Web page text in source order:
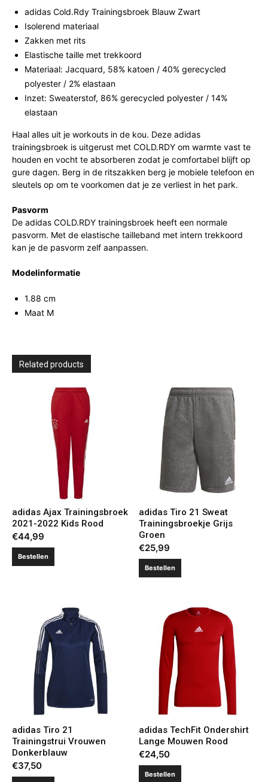
adidas Cold.Rdy Trainingsbroek Blauw Zwart
Isolerend materiaal
Zakken met rits
Elastische taille met trekkoord
Materiaal: Jacquard, 58% katoen / 40% gerecycled
polyester / 2% elastaan
Inzet: Sweaterstof, 86% gerecycled polyester / 14%
elastaan
Haal alles uit je workouts in de kou. Deze adidas
trainingsbroek is uitgerust met COLD.RDY om warmte vast te
houden en vocht te absorberen zodat je comfortabel blijft op
gure dagen. Berg in de ritszakken berg je mobiele telefoon en
sleutels op om te voorkomen dat je ze verliest in het park.
Pasvorm
De adidas COLD.RDY trainingsbroek heeft een normale
pasvorm. Met de elastische tailleband met intern trekkoord
kan je de pasvorm zelf aanpassen.
Modelinformatie
1.88 cm
Maat M
Related products
adidas Ajax Trainingsbroek
2021-2022 Kids Rood
€44,99
Bestellen
adidas Tiro 21 Sweat
Trainingsbroekje Grijs
Groen
€25,99
Bestellen
adidas Tiro 21
Trainingstrui Vrouwen
Donkerblauw
€37,50
adidas TechFit Ondershirt
Lange Mouwen Rood
€24,50
Bestellen